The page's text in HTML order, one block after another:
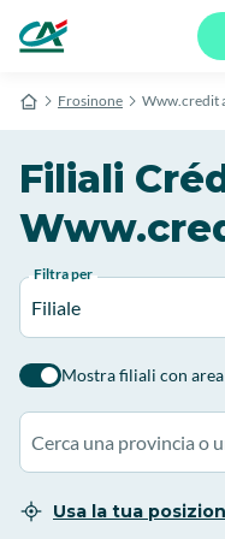
Frosinone Www.credit
Filiali
Filtra per
Filiale
Mostra filiali con
Usa la tua